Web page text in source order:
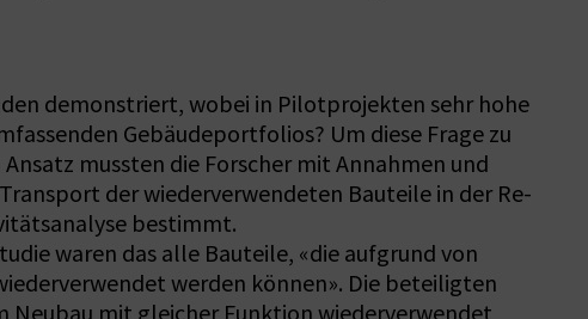
demonstriert, wobei in Pilotprojekten sehr hohe
Gebäudeportfolios? Um diese Frage zu
mussten die Forscher mit Annahmen und
der wiederverwendeten Bauteile in der Re-
bestimmt.
waren das alle Bauteile, «die aufgrund von
werden können». Die beteiligten